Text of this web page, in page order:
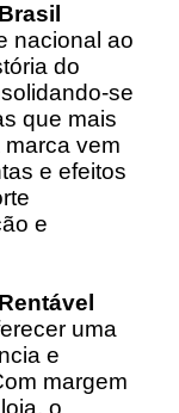
nacional ao
do
se
que mais
vem
e efeitos
e
uma
e
margem